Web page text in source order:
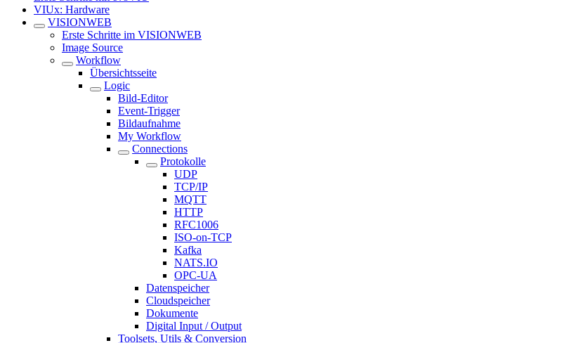
VIUx: Hardware
VISIONWEB
Erste Schritte im VISIONWEB
Image Source
Workflow
Übersichtsseite
Logic
Bild-Editor
Event-Trigger
Bildaufnahme
My Workflow
Connections
Protokolle
UDP
TCP/IP
MQTT
HTTP
RFC1006
ISO-on-TCP
Kafka
NATS.IO
OPC-UA
Datenspeicher
Cloudspeicher
Dokumente
Digital Input / Output
Toolsets, Utils & Conversion